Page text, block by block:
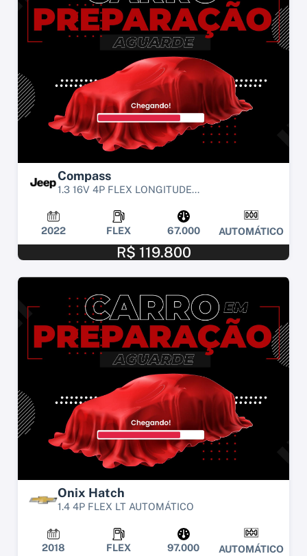
Compass
1.3 16V 4P FLEX LONGITUDE...
2022 FLEX 67.000 AUTOMÁTICO
R$ 119.800
Onix Hatch
1.4 4P FLEX LT AUTOMÁTICO
2018 FLEX 97.000 AUTOMÁTICO